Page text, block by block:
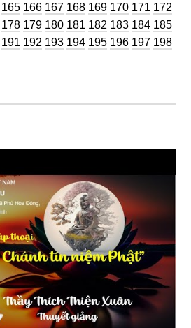
Trang
165 Trang
166 Trang
167 Trang
168 Trang
169 Trang
170 Trang
171 Trang
172
Trang
178 Trang
179 Trang
180 Trang
181 Trang
182 Trang
183 Trang
184 Trang
185
Trang
191 Trang
192 Trang
193 Trang
194 Trang
195 Trang
196 Trang
197 Trang
198